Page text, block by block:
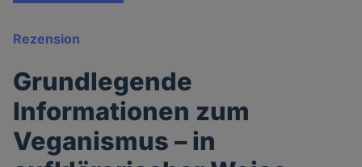
Rezension
Grundlegende
Informationen zum
Veganismus – in